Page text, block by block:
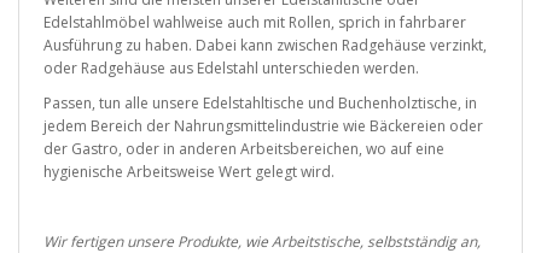
Edelstahlmöbel wahlweise auch mit Rollen, sprich in fahrbarer
Ausführung zu haben. Dabei kann zwischen Radgehäuse verzinkt,
oder Radgehäuse aus Edelstahl unterschieden werden.
Passen, tun alle unsere Edelstahltische und Buchenholztische, in
jedem Bereich der Nahrungsmittelindustrie wie Bäckereien oder
der Gastro, oder in anderen Arbeitsbereichen, wo auf eine
hygienische Arbeitsweise Wert gelegt wird.
Wir fertigen unsere Produkte, wie Arbeitstische, selbstständig an,